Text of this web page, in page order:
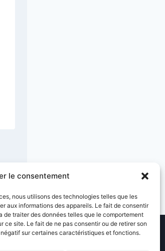
le consentement
nous utilisons des technologies telles que les
aux informations des appareils. Le fait de consentir
de traiter des données telles que le comportement
ce site. Le fait de ne pas consentir ou de retirer son
sur certaines caractéristiques et fonctions.